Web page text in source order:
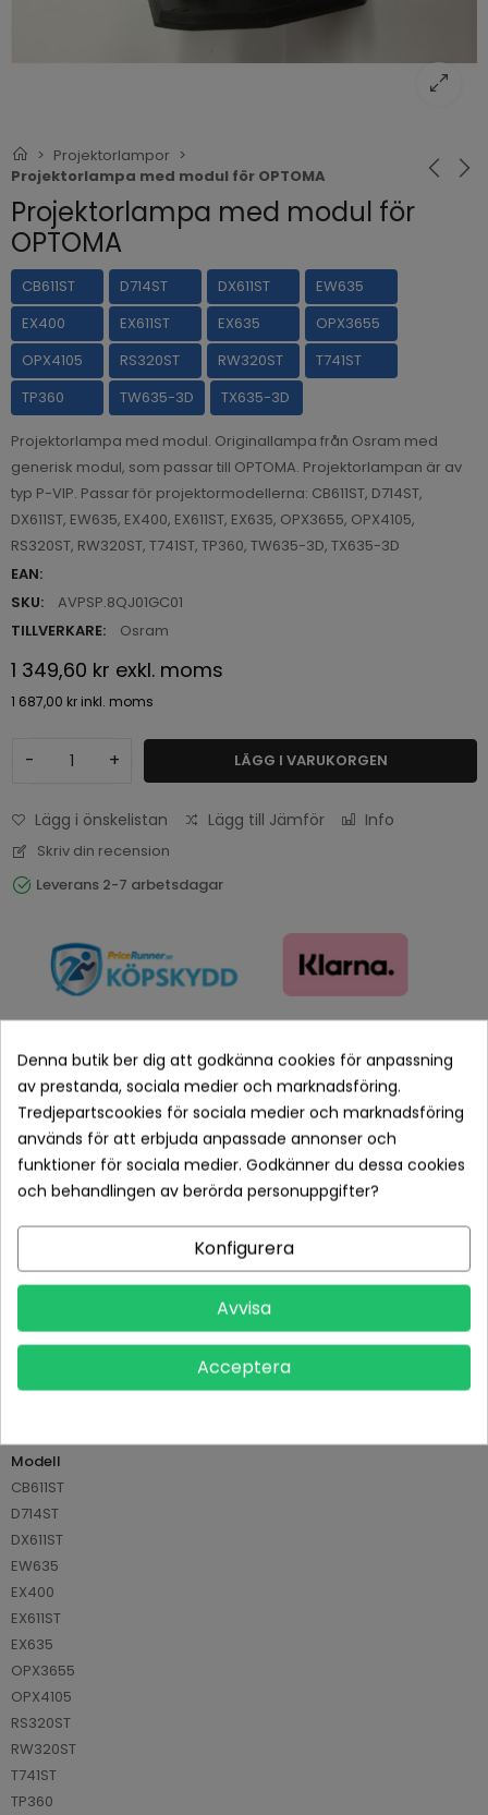
Projektorlampor
Projektorlampa med modul för OPTOMA
Projektorlampa med modul för
OPTOMA
CB611ST D714ST DX611ST
EW635
EX400
EX611ST EX635
OPX3655
OPX4105
RS320ST RW320ST
T741ST
TP360
TW635-3D TX635-3D
Projektorlampa med modul. Originallampa från Osram med
generisk modul, som passar till OPTOMA. Projektorlampan är av
typ P-VIP. Passar för projektormodellerna: CB611ST, D714ST,
DX611ST, EW635, EX400, EX611ST, EX635, OPX3655, OPX4105,
RS320ST, RW320ST, T741ST, TP360, TW635-3D, TX635-3D
EAN:
SKU:
AVPSP.8QJ01GC01
TILLVERKARE:
Osram
1 349,60 kr exkl. moms
1 687,00 kr inkl. moms
- + LÄGG I VARUKORGEN
Lägg i önskelistan Lägg till Jämför Info
Skriv din recension
Leverans 2-7 arbetsdagar
Betala tryggt med Klarna checkout
Leveranstid normalt 1-2 dagar med spårbar frakt
PRODUKTDETALJER
TillverkareOsram
AVPSP.8QJ01GC01
Modell
CB611ST
D714ST
DX611ST
EW635
EX400
EX611ST
EX635
OPX3655
OPX4105
RS320ST
RW320ST
T741ST
TP360
Denna butik ber dig att godkänna cookies för anpassning
av prestanda, sociala medier och marknadsföring.
Tredjepartscookies för sociala medier och marknadsföring
används för att erbjuda anpassade annonser och
funktioner för sociala medier. Godkänner du dessa cookies
och behandlingen av berörda personuppgifter?
Konfigurera
Avvisa
Acceptera